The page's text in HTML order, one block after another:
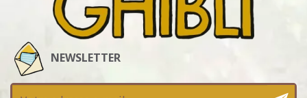
NEWSLETTER